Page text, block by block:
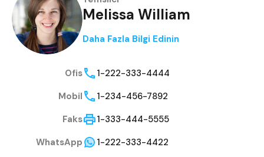
Melissa William
Daha Fazla Bilgi Edinin
Ofis
1-222-333-4444
Mobil
1-234-456-7892
Faks
1-333-444-5555
WhatsApp
1-222-333-4422